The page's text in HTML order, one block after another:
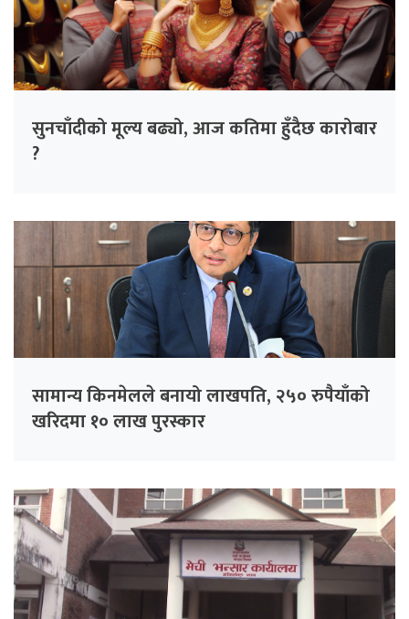
सुनचाँदीको मूल्य बढ्यो, आज कतिमा हुँदैछ कारोबार
?
सामान्य किनमेलले बनायो लाखपति, २५० रुपैयाँको
खरिदमा १० लाख पुरस्कार